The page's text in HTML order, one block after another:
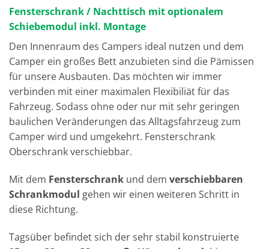
Fensterschrank / Nachttisch mit optionalem
Schiebemodul inkl. Montage
Den Innenraum des Campers ideal nutzen und dem
Camper ein großes Bett anzubieten sind die Pämissen
für unsere Ausbauten. Das möchten wir immer
verbinden mit einer maximalen Flexibiliät für das
Fahrzeug. Sodass ohne oder nur mit sehr geringen
baulichen Veränderungen das Alltagsfahrzeug zum
Camper wird und umgekehrt. Fensterschrank
Oberschrank verschiebbar.
Mit dem Fensterschrank und dem verschiebbaren
Schrankmodul gehen wir einen weiteren Schritt in
diese Richtung.
Tagsüber befindet sich der sehr stabil konstruierte